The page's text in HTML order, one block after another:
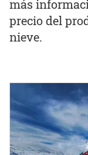
más
precio del
nieve.